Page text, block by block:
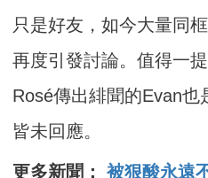
只是好友，如今大量同
再度引發討論。值得一
Rosé傳出緋聞的Evan
皆未回應。
更多新聞：被狠酸永遠